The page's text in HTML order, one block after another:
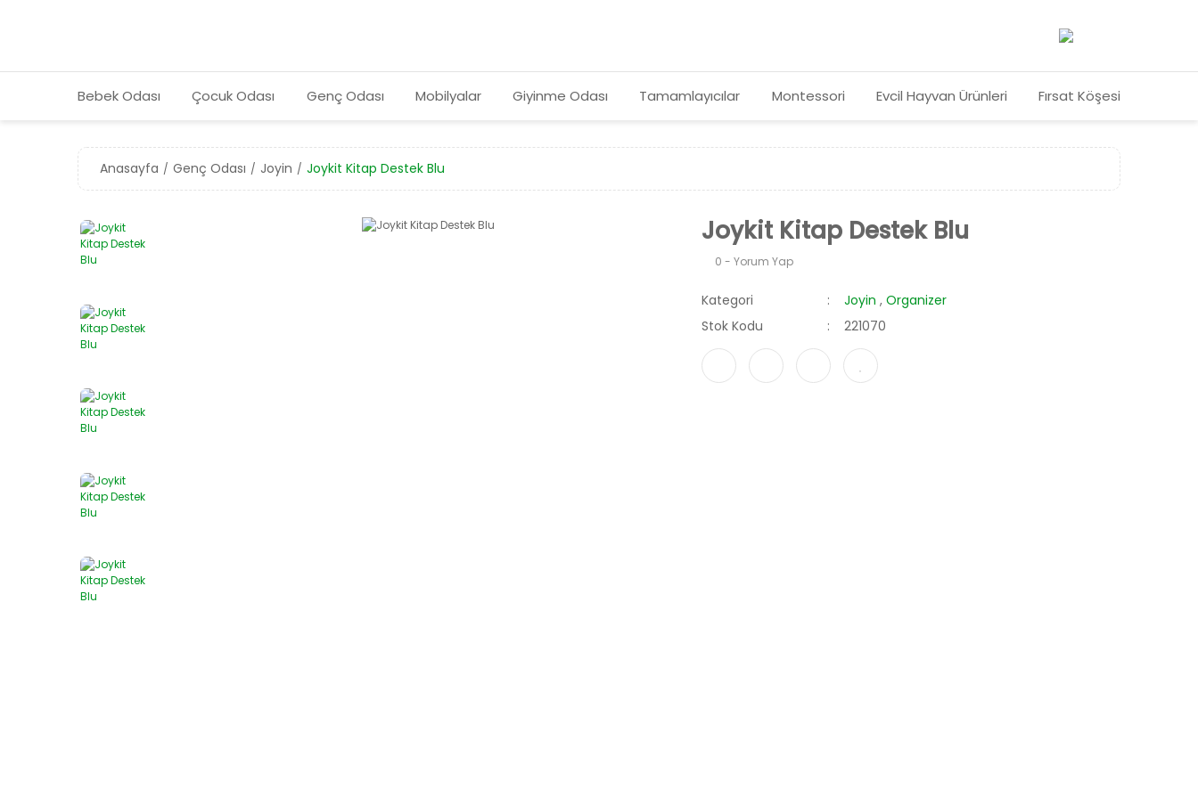
Bebek Odası Çocuk Odası Genç Odası Mobilyalar Giyinme Odası Tamamlayıcılar Montessori Evcil Hayvan Ürünleri Fırsat Köşesi
Anasayfa Genç Odası Joyin Joykit Kitap Destek Blu
Joykit Kitap Destek Blu
0 - Yorum Yap
Kategori Joyin , Organizer
Stok Kodu
221070